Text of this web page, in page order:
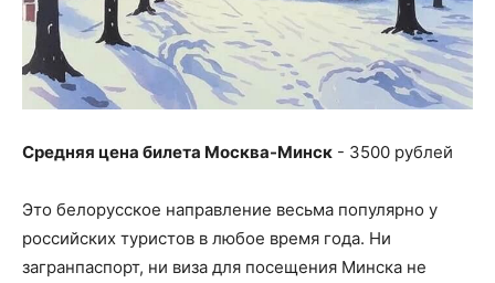
Средняя цена билета Москва-Минск - 3500 рублей
Это белорусское направление весьма популярно у
российских туристов в любое время года. Ни
загранпаспорт, ни виза для посещения Минска не